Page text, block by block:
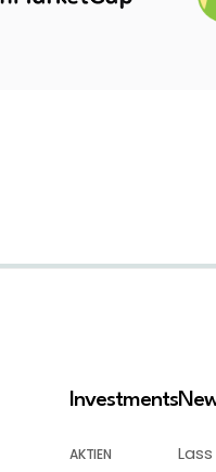
Investments
AKTIEN